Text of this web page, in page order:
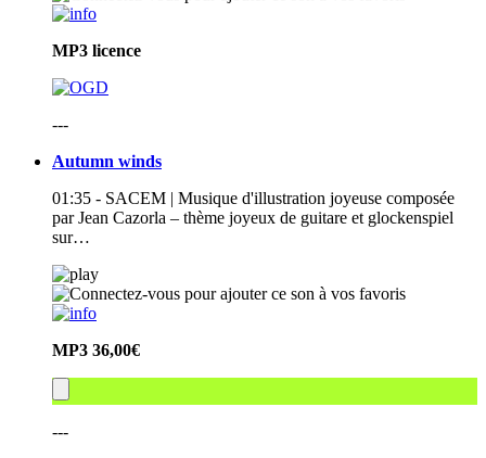
MP3 licence
---
Autumn winds
01:35 - SACEM | Musique d'illustration joyeuse composée
par Jean Cazorla – thème joyeux de guitare et glockenspiel
sur…
MP3 36,00€
---